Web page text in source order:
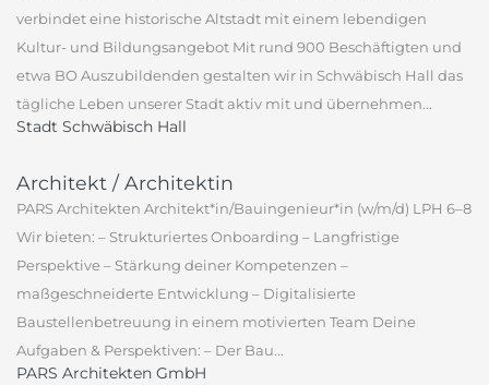
verbindet eine historische Altstadt mit einem lebendigen
Kultur- und Bildungsangebot Mit rund 900 Beschäftigten und
etwa BO Auszubildenden gestalten wir in Schwäbisch Hall das
tägliche Leben unserer Stadt aktiv mit und übernehmen...
Stadt Schwäbisch Hall
Architekt / Architektin
PARS Architekten Architekt*in/Bauingenieur*in (w/m/d) LPH 6–8
Wir bieten: – Strukturiertes Onboarding – Langfristige
Perspektive – Stärkung deiner Kompetenzen –
maßgeschneiderte Entwicklung – Digitalisierte
Baustellenbetreuung in einem motivierten Team Deine
Aufgaben & Perspektiven: – Der Bau...
PARS Architekten GmbH